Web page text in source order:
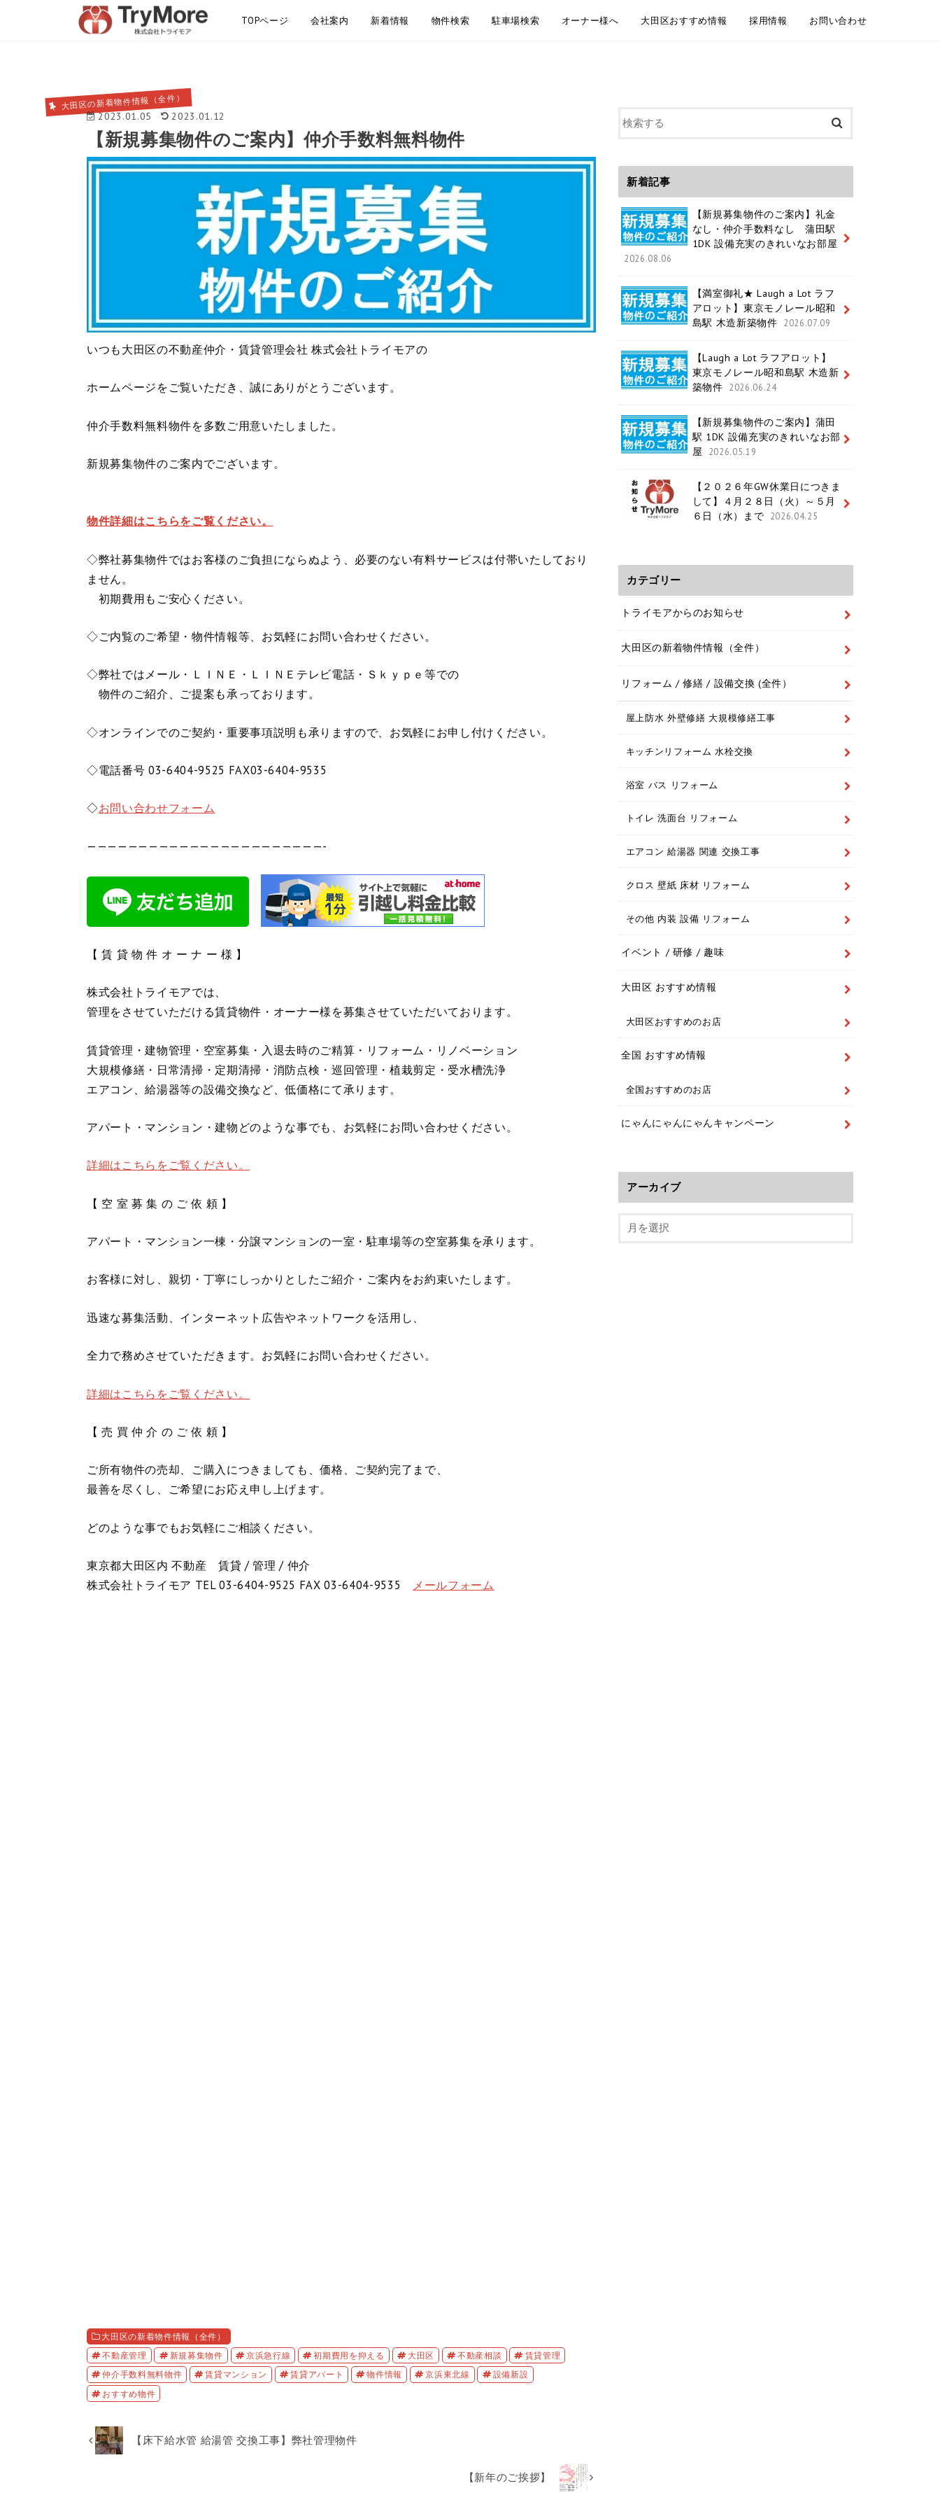
TOPページ 会社案内 新着情報 物件検索 駐車場検索 オーナー様へ 大田区おすすめ情報 採用情報 お問い合わせ
大田区の新着物件情報（全件）
2023.01.05 2023.01.12
【新規募集物件のご案内】仲介手数料無料物件
いつも大田区の不動産仲介・賃貸管理会社 株式会社トライモアの
ホームページをご覧いただき、誠にありがとうございます。
仲介手数料無料物件を多数ご用意いたしました。
新規募集物件のご案内でございます。
物件詳細はこちらをご覧ください。
◇弊社募集物件ではお客様のご負担にならぬよう、必要のない有料サービスは付帯いたしており
ません。
初期費用もご安心ください。
◇ご内覧のご希望・物件情報等、お気軽にお問い合わせください。
◇弊社ではメール・ＬＩＮＥ・ＬＩＮＥテレビ電話・Ｓｋｙｐｅ等での
物件のご紹介、ご提案も承っております。
◇オンラインでのご契約・重要事項説明も承りますので、お気軽にお申し付けください。
◇電話番号 03-6404-9525 FAX03-6404-9535
◇お問い合わせフォーム
———————————————————————-
【 賃 貸 物 件 オ ー ナ ー 様 】
株式会社トライモアでは、
管理をさせていただける賃貸物件・オーナー様を募集させていただいております。
賃貸管理・建物管理・空室募集・入退去時のご精算・リフォーム・リノベーション
大規模修繕・日常清掃・定期清掃・消防点検・巡回管理・植栽剪定・受水槽洗浄
エアコン、給湯器等の設備交換など、低価格にて承ります。
アパート・マンション・建物どのような事でも、お気軽にお問い合わせください。
詳細はこちらをご覧ください。
【 空 室 募 集 の ご 依 頼 】
アパート・マンション一棟・分譲マンションの一室・駐車場等の空室募集を承ります。
お客様に対し、親切・丁寧にしっかりとしたご紹介・ご案内をお約束いたします。
迅速な募集活動、インターネット広告やネットワークを活用し、
全力で務めさせていただきます。お気軽にお問い合わせください。
詳細はこちらをご覧ください。
【 売 買 仲 介 の ご 依 頼 】
ご所有物件の売却、ご購入につきましても、価格、ご契約完了まで、
最善を尽くし、ご希望にお応え申し上げます。
どのような事でもお気軽にご相談ください。
東京都大田区内 不動産 賃貸 / 管理 / 仲介
株式会社トライモア TEL 03-6404-9525 FAX 03-6404-9535 メールフォーム
大田区の新着物件情報（全件）
不動産管理
新規募集物件 京浜急行線 初期費用を抑える 大田区 不動産相談
賃貸管理
仲介手数料無料物件
賃貸マンション 賃貸アパート 物件情報 京浜東北線
設備新設
おすすめ物件
【床下給水管 給湯管 交換工事】弊社管理物件
【新年のご挨拶】
新着記事
【新規募集物件のご案内】礼金
なし・仲介手数料なし 蒲田駅
1DK 設備充実のきれいなお部屋
2026.08.06
【満室御礼★ Laugh a Lot ラフ
アロット】東京モノレール昭和
島駅 木造新築物件
2026.07.09
【Laugh a Lot ラフアロット】
東京モノレール昭和島駅 木造新
築物件
2026.06.24
【新規募集物件のご案内】蒲田
駅 1DK 設備充実のきれいなお部
屋
2026.05.19
【２０２６年GW休業日につきま
して】４月２８日（火）～５月
６日（水）まで
2026.04.25
カテゴリー
トライモアからのお知らせ
大田区の新着物件情報（全件）
リフォーム / 修繕 / 設備交換 (全件）
屋上防水 外壁修繕 大規模修繕工事
キッチンリフォーム 水栓交換
浴室 バス リフォーム
トイレ 洗面台 リフォーム
エアコン 給湯器 関連 交換工事
クロス 壁紙 床材 リフォーム
その他 内装 設備 リフォーム
イベント / 研修 / 趣味
大田区 おすすめ情報
大田区おすすめのお店
全国 おすすめ情報
全国おすすめのお店
にゃんにゃんにゃんキャンペーン
アーカイブ